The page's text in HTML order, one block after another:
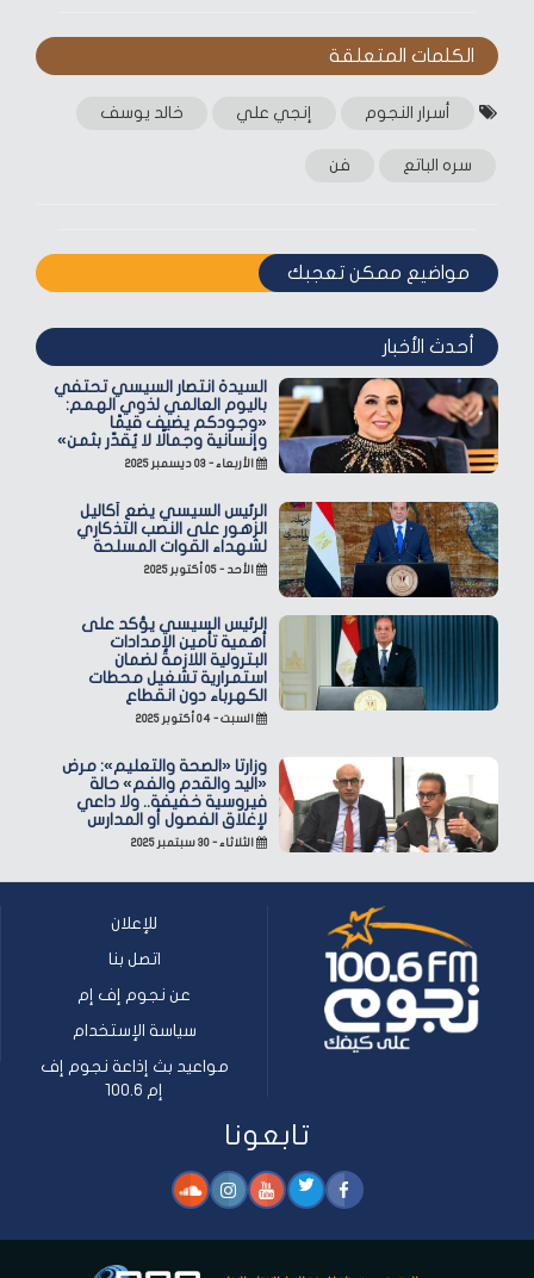
الكلمات المتعلقة‎
أسرار النجوم إنجي علي خالد يوسف
سره الباتع فن
مواضيع ممكن تعجبك
أحدث الأخبار
السيدة انتصار السيسي تحتفي
باليوم العالمي لذوي الهمم:
«وجودكم يضيف قيمًا
وإنسانية وجمالًا لا يُقدّر بثمن»
الأربعاء - ٠٣ ديسمبر ٢٠٢٥
الرئيس السيسي يضع أكاليل
الزهور على النصب التذكاري
لشهداء القوات المسلحة
الأحد - ٠٥ أكتوبر ٢٠٢٥
الرئيس السيسي يؤكد على
أهمية تأمين الإمدادات
البترولية اللازمة لضمان
استمرارية تشغيل محطات
الكهرباء دون انقطاع
السبت - ٠٤ أكتوبر ٢٠٢٥
وزارتا «الصحة والتعليم»: مرض
«اليد والقدم والفم» حالة
فيروسية خفيفة.. ولا داعي
لإغلاق الفصول أو المدارس
الثلاثاء - ٣٠ سبتمبر ٢٠٢٥
للإعلان
اتصل بنا
عن نجوم إف إم
سياسة الإستخدام
مواعيد بث إذاعة نجوم إف
إم 100.6
تابعونا